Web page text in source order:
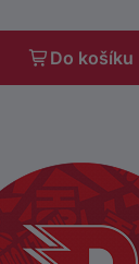
Do košíku